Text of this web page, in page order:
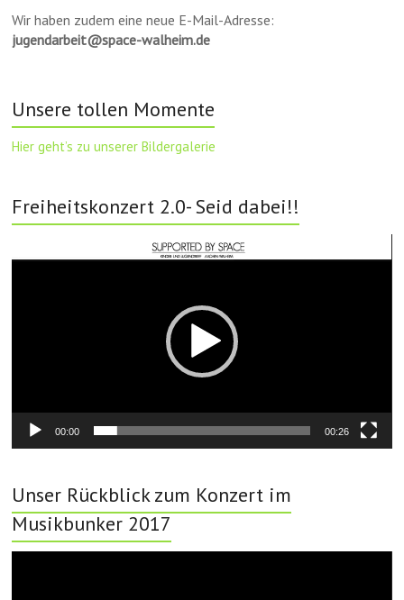
Wir haben zudem eine neue E-Mail-Adresse:
jugendarbeit@space-walheim.de
Unsere tollen Momente
Hier geht’s zu unserer Bildergalerie
Freiheitskonzert 2.0- Seid dabei!!
Player
00:00 00:26
Unser Rückblick zum Konzert im
Musikbunker 2017